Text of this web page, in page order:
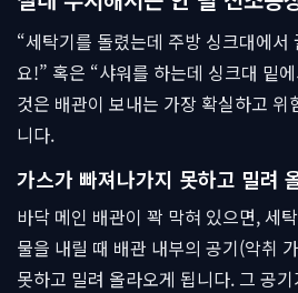
“세탁기를 돌렸는데 주방 싱크대에서
요!” 혹은 “샤워를 하는데 싱크대 밑
것은 배관이 보내는 가장 확실하고 위
니다.
가스가 빠져나가지 못하고 밀려
바닥 메인 배관이 꽉 막혀 있으면, 세
물을 내릴 때 배관 내부의 공기(악취
못하고 밀려 올라오게 됩니다. 그 공